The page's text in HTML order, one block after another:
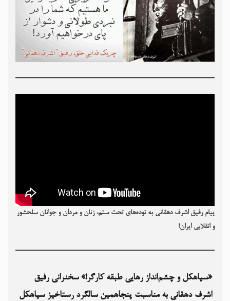
پیام رفیق اشرف دهقانی به توده‌های تحت ستم، زنان و مردان و جوانان سلحشور
و انقلابی ایران!
«سیاهکل و چشم‌انداز رهایی طبقه کارگر!» سخنرانی رفیق
اشرف دهقانی به مناسبت پنجاهمین سالگرد رستاخیز سیاهکل